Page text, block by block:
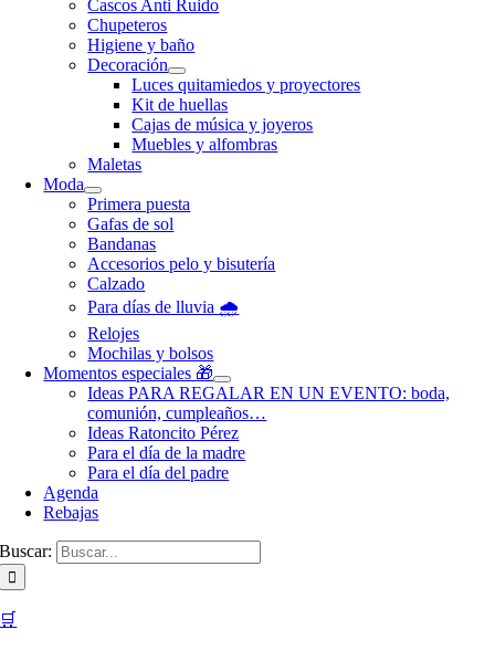
Cascos Anti Ruido
Chupeteros
Higiene y baño
Decoración
Luces quitamiedos y proyectores
Kit de huellas
Cajas de música y joyeros
Muebles y alfombras
Maletas
Moda
Primera puesta
Gafas de sol
Bandanas
Accesorios pelo y bisutería
Calzado
Para días de lluvia 🌧️
Relojes
Mochilas y bolsos
Momentos especiales 🎁
Ideas PARA REGALAR EN UN EVENTO: boda,
comunión, cumpleaños…
Ideas Ratoncito Pérez
Para el día de la madre
Para el día del padre
Agenda
Rebajas
Buscar:
🛒